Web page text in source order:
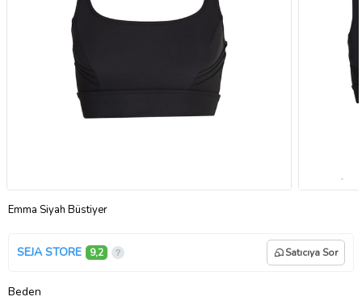
Emma Siyah Büstiyer
SEJA STORE 9,2 Satıcıya Sor
Beden